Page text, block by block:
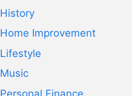
History
Home Improvement
Lifestyle
Music
Personal Finance